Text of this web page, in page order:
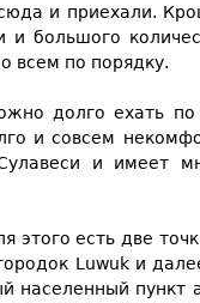
и приехали.
и большого
всем по порядку.
долго ехать
и совсем
и имеет
этого есть две
Luwuk и
населенный пункт